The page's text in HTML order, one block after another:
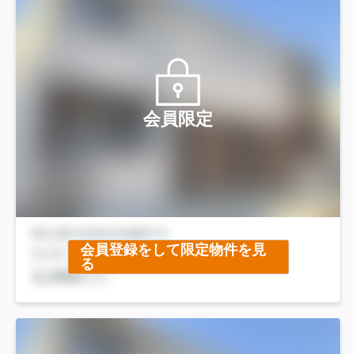
会員限定
会員登録をして限定物件を見
る